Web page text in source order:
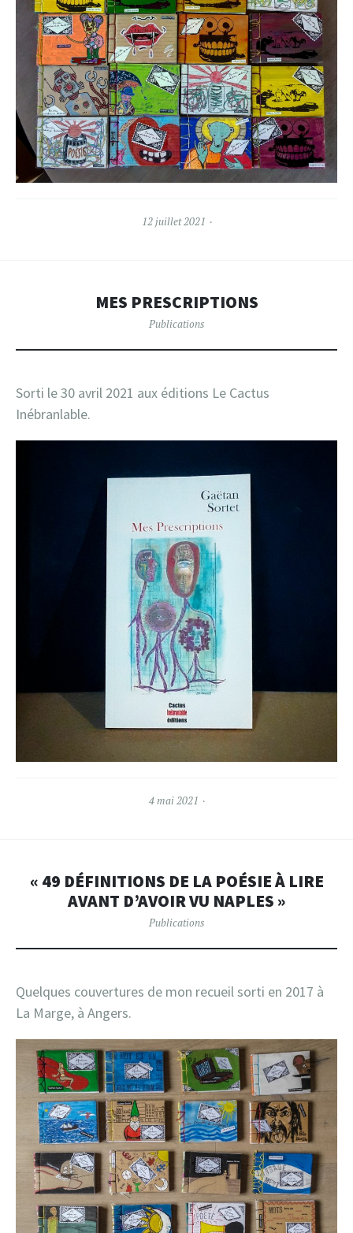
12 juillet 2021
MES PRESCRIPTIONS
Publications
Sorti le 30 avril 2021 aux éditions Le Cactus
Inébranlable.
4 mai 2021
« 49 DÉFINITIONS DE LA POÉSIE À LIRE
AVANT D’AVOIR VU NAPLES »
Publications
Quelques couvertures de mon recueil sorti en 2017 à
La Marge, à Angers.